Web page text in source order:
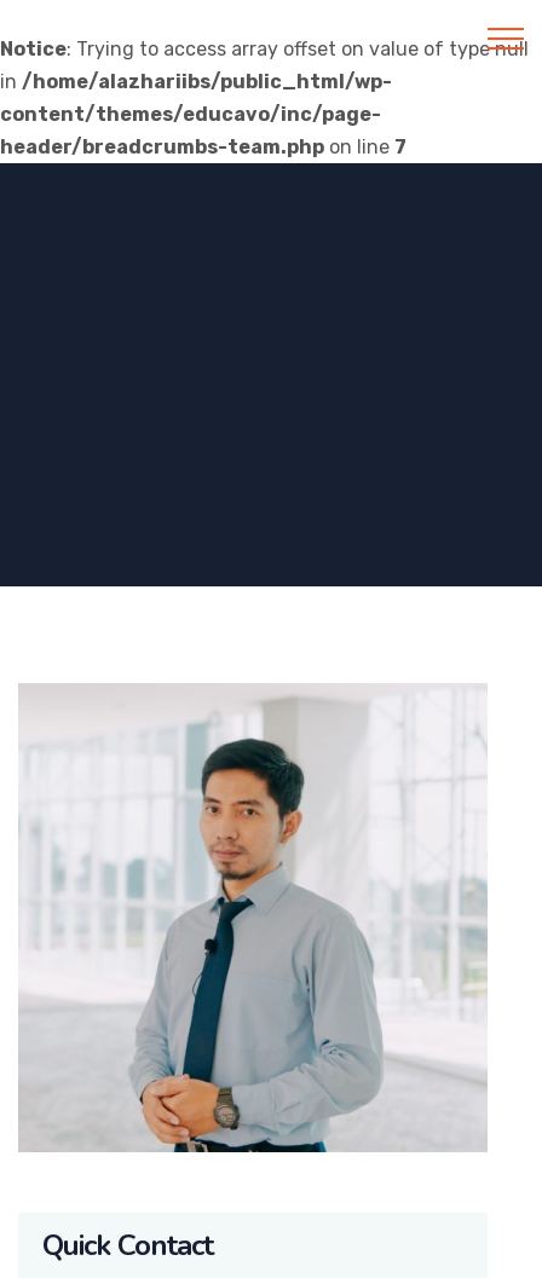
Al Azhar IIBS
Notice: Trying to access array offset on value of type null
in /home/alazhariibs/public_html/wp-
content/themes/educavo/inc/page-
header/breadcrumbs-team.php on line 7
Quick Contact